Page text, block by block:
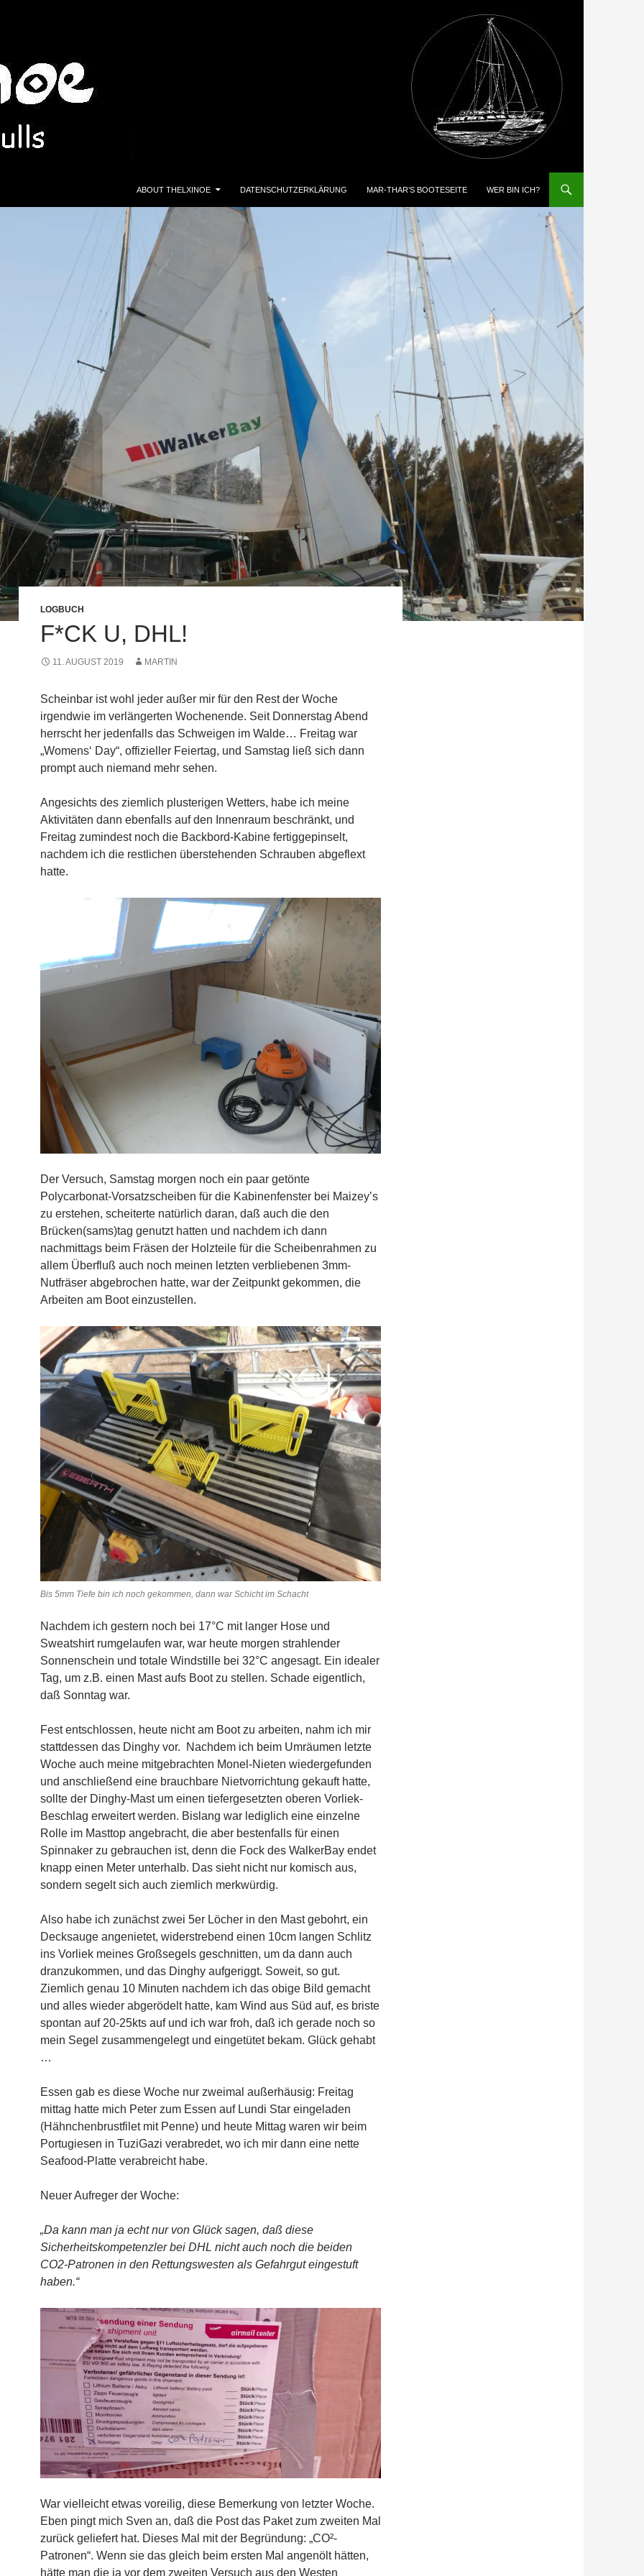
ABOUT THELXINOE
DATENSCHUTZERKLÄRUNG MAR-THAR’S BOOTESEITE WER BIN ICH?
LOGBUCH
F*CK U, DHL!
11. AUGUST 2019 MARTIN
Scheinbar ist wohl jeder außer mir für den Rest der Woche
irgendwie im verlängerten Wochenende. Seit Donnerstag Abend
herrscht her jedenfalls das Schweigen im Walde… Freitag war
„Womens‘ Day“, offizieller Feiertag, und Samstag ließ sich dann
prompt auch niemand mehr sehen.
Angesichts des ziemlich plusterigen Wetters, habe ich meine
Aktivitäten dann ebenfalls auf den Innenraum beschränkt, und
Freitag zumindest noch die Backbord-Kabine fertiggepinselt,
nachdem ich die restlichen überstehenden Schrauben abgeflext
hatte.
Der Versuch, Samstag morgen noch ein paar getönte
Polycarbonat-Vorsatzscheiben für die Kabinenfenster bei Maizey’s
zu erstehen, scheiterte natürlich daran, daß auch die den
Brücken(sams)tag genutzt hatten und nachdem ich dann
nachmittags beim Fräsen der Holzteile für die Scheibenrahmen zu
allem Überfluß auch noch meinen letzten verbliebenen 3mm-
Nutfräser abgebrochen hatte, war der Zeitpunkt gekommen, die
Arbeiten am Boot einzustellen.
Bis 5mm Tiefe bin ich noch gekommen, dann war Schicht im Schacht
Nachdem ich gestern noch bei 17°C mit langer Hose und
Sweatshirt rumgelaufen war, war heute morgen strahlender
Sonnenschein und totale Windstille bei 32°C angesagt. Ein idealer
Tag, um z.B. einen Mast aufs Boot zu stellen. Schade eigentlich,
daß Sonntag war.
Fest entschlossen, heute nicht am Boot zu arbeiten, nahm ich mir
stattdessen das Dinghy vor. Nachdem ich beim Umräumen letzte
Woche auch meine mitgebrachten Monel-Nieten wiedergefunden
und anschließend eine brauchbare Nietvorrichtung gekauft hatte,
sollte der Dinghy-Mast um einen tiefergesetzten oberen Vorliek-
Beschlag erweitert werden. Bislang war lediglich eine einzelne
Rolle im Masttop angebracht, die aber bestenfalls für einen
Spinnaker zu gebrauchen ist, denn die Fock des WalkerBay endet
knapp einen Meter unterhalb. Das sieht nicht nur komisch aus,
sondern segelt sich auch ziemlich merkwürdig.
Also habe ich zunächst zwei 5er Löcher in den Mast gebohrt, ein
Decksauge angenietet, widerstrebend einen 10cm langen Schlitz
ins Vorliek meines Großsegels geschnitten, um da dann auch
dranzukommen, und das Dinghy aufgeriggt. Soweit, so gut.
Ziemlich genau 10 Minuten nachdem ich das obige Bild gemacht
und alles wieder abgerödelt hatte, kam Wind aus Süd auf, es briste
spontan auf 20-25kts auf und ich war froh, daß ich gerade noch so
mein Segel zusammengelegt und eingetütet bekam. Glück gehabt
…
Essen gab es diese Woche nur zweimal außerhäusig: Freitag
mittag hatte mich Peter zum Essen auf Lundi Star eingeladen
(Hähnchenbrustfilet mit Penne) und heute Mittag waren wir beim
Portugiesen in TuziGazi verabredet, wo ich mir dann eine nette
Seafood-Platte verabreicht habe.
Neuer Aufreger der Woche:
„Da kann man ja echt nur von Glück sagen, daß diese
Sicherheitskompetenzler bei DHL nicht auch noch die beiden
CO2-Patronen in den Rettungswesten als Gefahrgut eingestuft
haben.“
War vielleicht etwas voreilig, diese Bemerkung von letzter Woche.
Eben pingt mich Sven an, daß die Post das Paket zum zweiten Mal
zurück geliefert hat. Dieses Mal mit der Begründung: „CO²-
Patronen“. Wenn sie das gleich beim ersten Mal angenölt hätten,
hätte man die ja vor dem zweiten Versuch aus den Westen